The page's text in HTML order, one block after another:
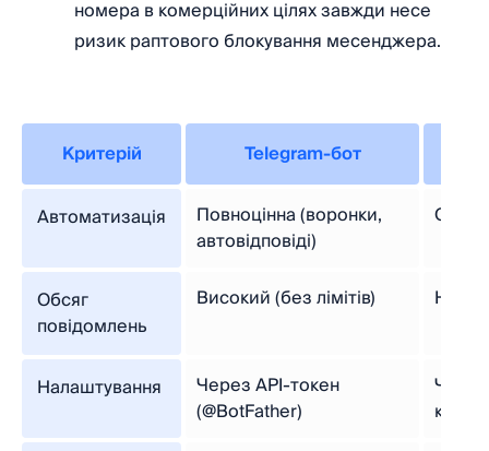
номера в комерційних цілях завжди несе
ризик раптового блокування месенджера.
Критерій Telegram-бот
Автоматизація
Повноцінна (воронки,
автовідповіді)
Обсяг
повідомлень
Високий (без лімітів)
Налаштування
Через API-токен
(@BotFather)
коду